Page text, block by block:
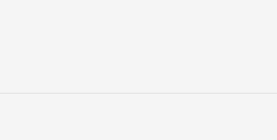
を通して参加者皆様が仲良くなりやすい環境です🙆‍♂️
迎🙆🏻‍♀️
仲間が少ない😂